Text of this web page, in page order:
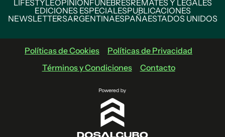
LIFESTYLEOPINIÓNFÚNEBRESREMATES Y LEGALES
EDICIONES ESPECIALESPUBLICACIONES
NEWSLETTERSARGENTINAESPAÑAESTADOS UNIDOS
Políticas de Cookies
Políticas de Privacidad
Términos y Condiciones
Contacto